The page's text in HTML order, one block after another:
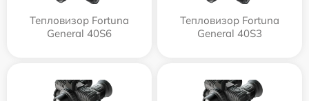
Тепловизор Fortuna
General 40S6
Тепловизор Fortuna
General 40S3